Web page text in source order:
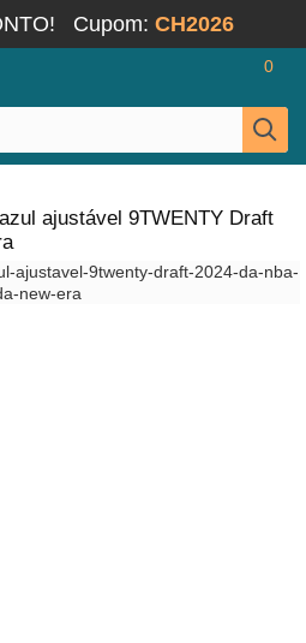
Cupom: CH2026
0
ajustável 9TWENTY Draft